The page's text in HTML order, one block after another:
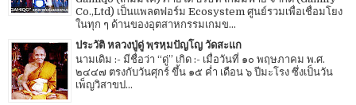
Co.,Ltd) เป็นแพลตฟอร์ม Ecosystem ศูนย์รวมเพื่อเชื่อมโยง
ในทุก ๆ ด้านของอุตสาหกรรมเกมข...
ประวัติ หลวงปู่ดู่ พฺรหฺมปัญโญ วัดสะแก
นามเดิม :- มีชื่อว่า “ดู่” เกิด :- เมื่อวันที่ ๑๐ พฤษภาคม พ.ศ.
๒๔๔๗ ตรงกับวันศุกร์ ขึ้น ๑๕ ค่ำ เดือน ๖ ปีมะโรง ซึ่งเป็นวัน
เพ็ญวิสาขป...